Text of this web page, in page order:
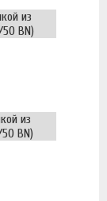
из
BN)
из
BN)